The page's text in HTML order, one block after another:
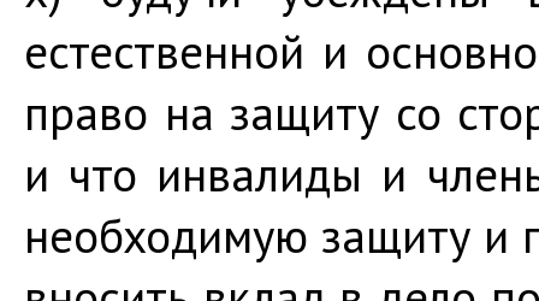
естественной и
право на защиту со
и что инвалиды и
необходимую защиту и